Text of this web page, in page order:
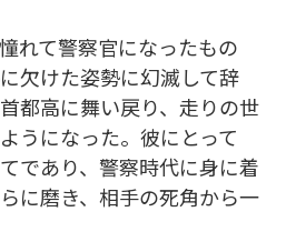
れて警察官になったもの
欠けた姿勢に幻滅して辞
都高に舞い戻り、走りの世
うになった。彼にとって
であり、警察時代に身に着
に磨き、相手の死角から一